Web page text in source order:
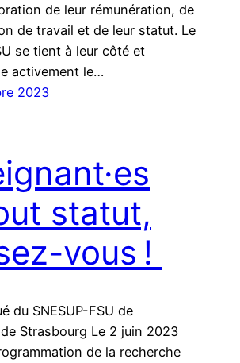
de leur rémunération, de
de travail et de leur statut. Le
se tient à leur côté et
activement le…
2023
statut,
vous !
du SNESUP-FSU de
de Strasbourg Le 2 juin 2023
de la recherche